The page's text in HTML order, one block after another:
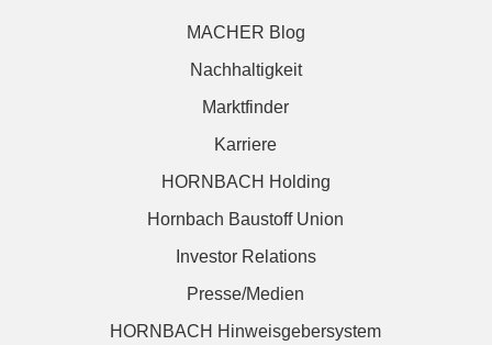
MACHER Blog
Nachhaltigkeit
Marktfinder
Karriere
HORNBACH Holding
Hornbach Baustoff Union
Investor Relations
Presse/Medien
HORNBACH Hinweisgebersystem